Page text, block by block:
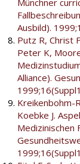
Ausbild).
Putz R, Christ
Peter K,
Alliance).
Kreikenbohm-
Koebke J.
Medizinischen